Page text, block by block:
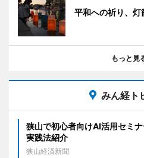
平和への祈り、灯
もっと見
みん経ト
狭山で初心者向けAI活用セミ
実践法紹介
狭山経済新聞